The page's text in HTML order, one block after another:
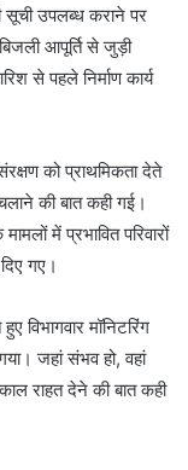
सूची उपलब्ध कराने पर
आपूर्ति से जुड़ी
से पहले निर्माण कार्य
को प्राथमिकता देते
की बात कही गई।
में प्रभावित परिवारों
गए।
विभागवार मॉनिटरिंग
जहां संभव हो, वहां
राहत देने की बात कही